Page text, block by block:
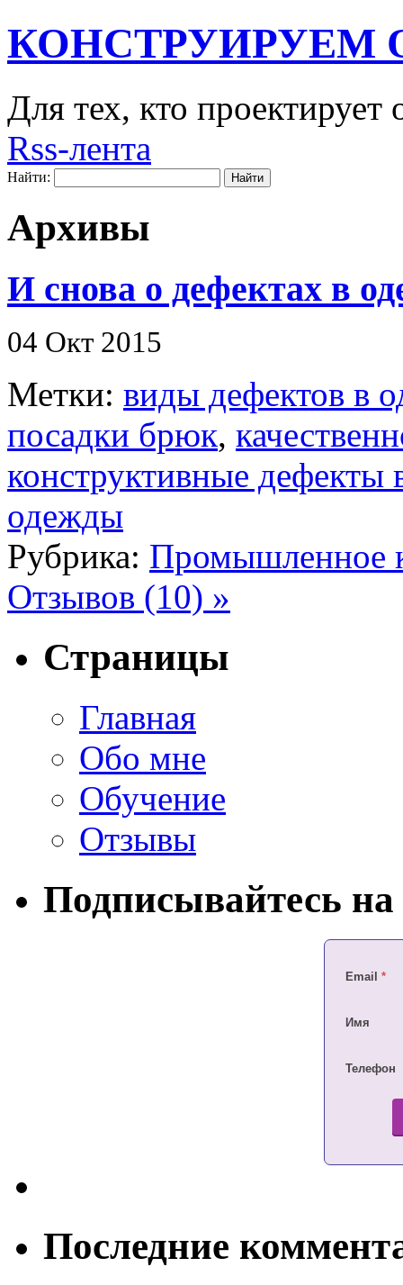
КОНСТРУИРУЕМ
Для тех, кто проектирует
Rss-лента
Найти:
Архивы
И снова о дефектах в
04 Окт 2015
Метки: виды дефектов в
посадки брюк,
конструктивные дефекты
одежды
Рубрика: Промышленное
Отзывов (10) »
Страницы
Главная
Обо мне
Обучение
Отзывы
Подписывайтесь
Email *
Имя
Телефон
Последние